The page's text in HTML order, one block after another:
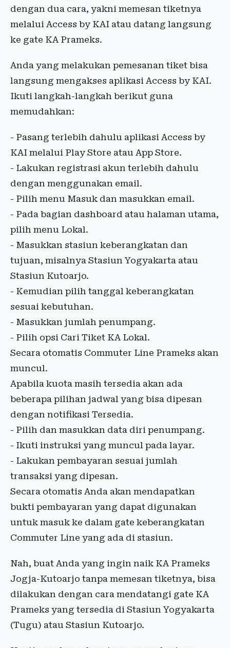
dengan dua cara, yakni memesan tiketnya
melalui Access by KAI atau datang langsung
ke gate KA Prameks.
Anda yang melakukan pemesanan tiket bisa
langsung mengakses aplikasi Access by KAI.
Ikuti langkah-langkah berikut guna
memudahkan:
- Pasang terlebih dahulu aplikasi Access by
KAI melalui Play Store atau App Store.
- Lakukan registrasi akun terlebih dahulu
dengan menggunakan email.
- Pilih menu Masuk dan masukkan email.
- Pada bagian dashboard atau halaman utama,
pilih menu Lokal.
- Masukkan stasiun keberangkatan dan
tujuan, misalnya Stasiun Yogyakarta atau
Stasiun Kutoarjo.
- Kemudian pilih tanggal keberangkatan
sesuai kebutuhan.
- Masukkan jumlah penumpang.
- Pilih opsi Cari Tiket KA Lokal.
Secara otomatis Commuter Line Prameks akan
muncul.
Apabila kuota masih tersedia akan ada
beberapa pilihan jadwal yang bisa dipesan
dengan notifikasi Tersedia.
- Pilih dan masukkan data diri penumpang.
- Ikuti instruksi yang muncul pada layar.
- Lakukan pembayaran sesuai jumlah
transaksi yang dipesan.
Secara otomatis Anda akan mendapatkan
bukti pembayaran yang dapat digunakan
untuk masuk ke dalam gate keberangkatan
Commuter Line yang ada di stasiun.
Nah, buat Anda yang ingin naik KA Prameks
Jogja-Kutoarjo tanpa memesan tiketnya, bisa
dilakukan dengan cara mendatangi gate KA
Prameks yang tersedia di Stasiun Yogyakarta
(Tugu) atau Stasiun Kutoarjo.